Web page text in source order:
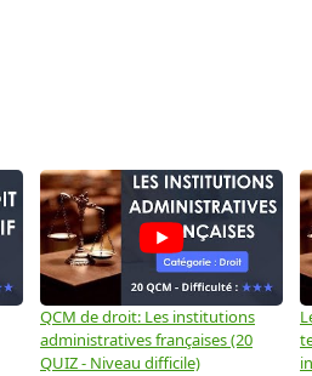
QCM de droit: Les institutions
administratives françaises (20
QUIZ - Niveau difficile)